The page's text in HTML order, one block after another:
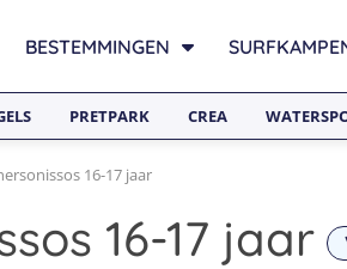
BESTEMMINGEN
PRETPARK CREA
16-17 jaar
16-17 jaar